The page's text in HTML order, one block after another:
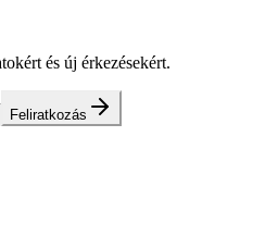
és új érkezésekért.
Feliratkozás